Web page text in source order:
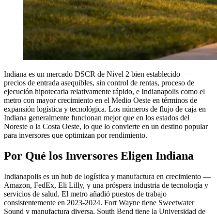
Indiana es un mercado DSCR de Nivel 2 bien establecido —
precios de entrada asequibles, sin control de rentas, proceso de
ejecución hipotecaria relativamente rápido, e Indianapolis como el
metro con mayor crecimiento en el Medio Oeste en términos de
expansión logística y tecnológica. Los números de flujo de caja en
Indiana generalmente funcionan mejor que en los estados del
Noreste o la Costa Oeste, lo que lo convierte en un destino popular
para inversores que optimizan por rendimiento.
Por Qué los Inversores Eligen Indiana
Indianapolis es un hub de logística y manufactura en crecimiento —
Amazon, FedEx, Eli Lilly, y una próspera industria de tecnología y
servicios de salud. El metro añadió puestos de trabajo
consistentemente en 2023-2024. Fort Wayne tiene Sweetwater
Sound y manufactura diversa. South Bend tiene la Universidad de